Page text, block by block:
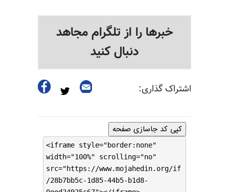
خبرها را از تلگرام مجاهد
دنبال کنید
اشتراک گذاری:
کپی کد جاسازی صفحه
<iframe style="border:none"
width="100%" scrolling="no"
src="https://www.mojahedin.org/if
/28b7bb5c-1d85-44b5-b1d8-